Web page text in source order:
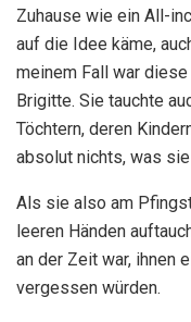
Zuhause wie ein All-
auf die Idee käme,
meinem Fall war
Brigitte. Sie tauchte
Töchtern, deren
absolut nichts, was
Als sie also am
leeren Händen
an der Zeit war, ihnen
vergessen würden.